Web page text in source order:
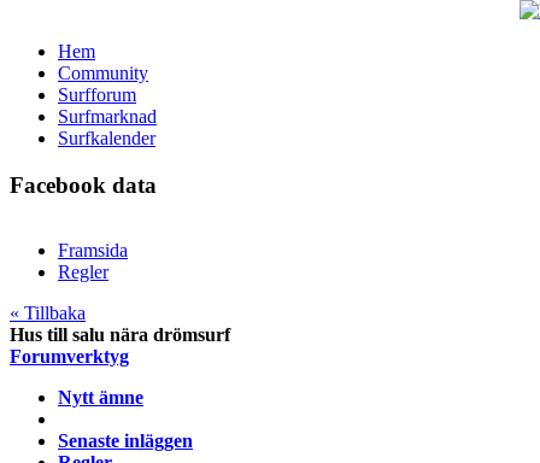
Hem
Community
Surfforum
Surfmarknad
Surfkalender
Facebook data
Framsida
Regler
« Tillbaka
Hus till salu nära drömsurf
Forumverktyg
Nytt ämne
Senaste inläggen